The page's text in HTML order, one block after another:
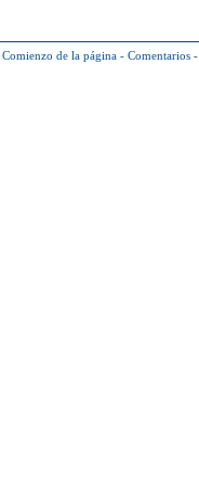
Comienzo de la página - Comentarios -